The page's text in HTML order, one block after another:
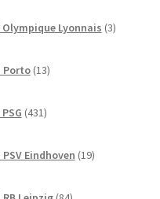
Lyonnais 3izdelki
Porto 13izdelkov
431izdelkov
Eindhoven 19izdelkov